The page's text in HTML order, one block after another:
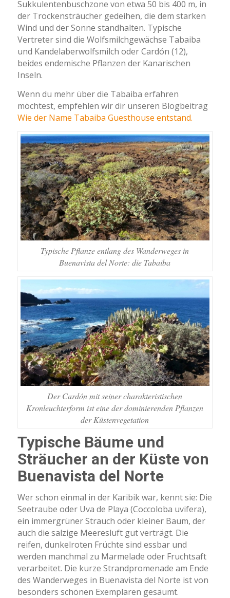
Sukkulentenbuschzone von etwa 50 bis 400 m, in
der Trockensträucher gedeihen, die dem starken
Wind und der Sonne standhalten. Typische
Vertreter sind die Wolfsmilchgewächse Tabaiba
und Kandelaberwolfsmilch oder Cardón (12),
beides endemische Pflanzen der Kanarischen
Inseln.
Wenn du mehr über die Tabaiba erfahren
möchtest, empfehlen wir dir unseren Blogbeitrag
Wie der Name Tabaiba Guesthouse entstand.
Typische Pflanze entlang des Wanderweges in
Buenavista del Norte: die Tabaiba
Der Cardón mit seiner charakteristischen
Kronleuchterform ist eine der dominierenden Pflanzen
der Küstenvegetation
Typische Bäume und
Sträucher an der Küste von
Buenavista del Norte
Wer schon einmal in der Karibik war, kennt sie: Die
Seetraube oder Uva de Playa (Coccoloba uvifera),
ein immergrüner Strauch oder kleiner Baum, der
auch die salzige Meeresluft gut verträgt. Die
reifen, dunkelroten Früchte sind essbar und
werden manchmal zu Marmelade oder Fruchtsaft
verarbeitet. Die kurze Strandpromenade am Ende
des Wanderweges in Buenavista del Norte ist von
besonders schönen Exemplaren gesäumt.